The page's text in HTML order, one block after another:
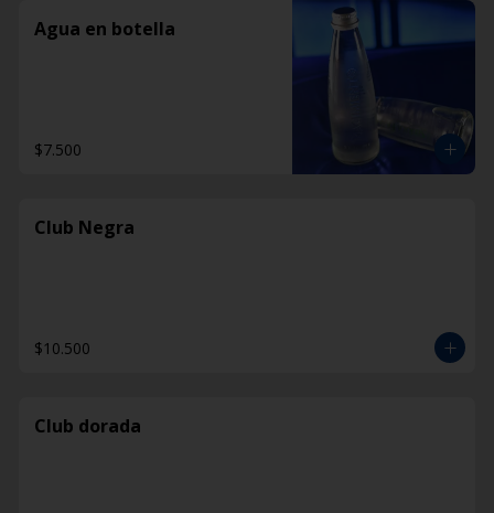
Agua en botella
$7.500
Club Negra
$10.500
Club dorada